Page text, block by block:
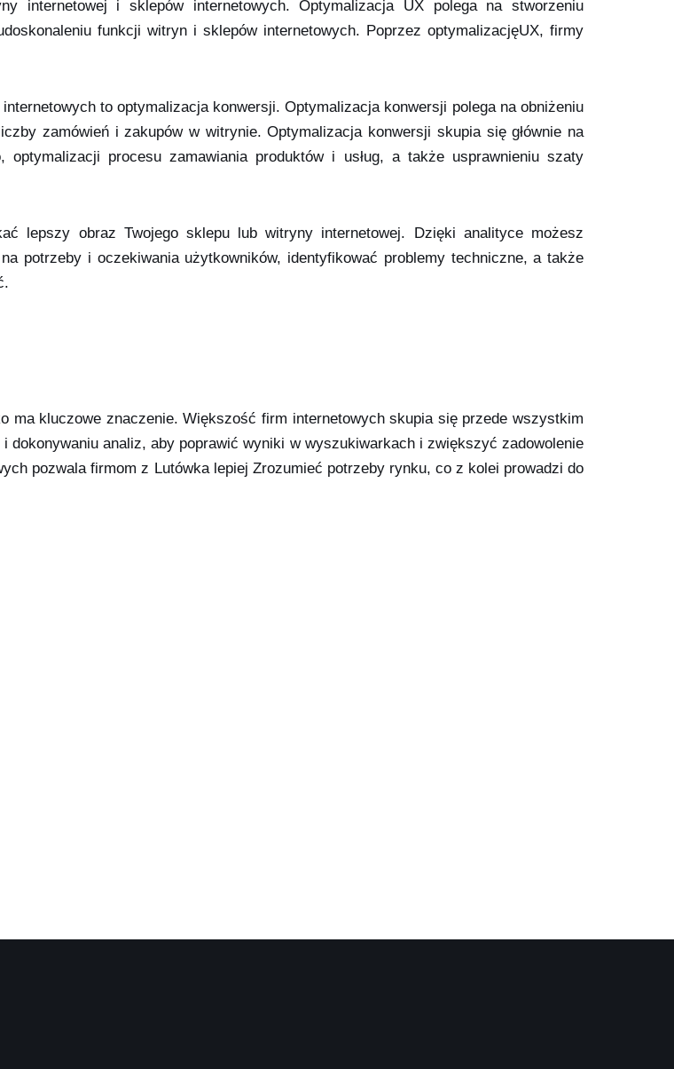
internetowej i sklepów internetowych. Optymalizacja UX polega na stworzeniu
funkcji witryn i sklepów internetowych. Poprzez optymalizacjęUX, firmy
to optymalizacja konwersji. Optymalizacja konwersji polega na obniżeniu
zamówień i zakupów w witrynie. Optymalizacja konwersji skupia się głównie na
optymalizacji procesu zamawiania produktów i usług, a także usprawnieniu szaty
lepszy obraz Twojego sklepu lub witryny internetowej. Dzięki analityce możesz
potrzeby i oczekiwania użytkowników, identyfikować problemy techniczne, a także
ma kluczowe znaczenie. Większość firm internetowych skupia się przede wszystkim
analiz, aby poprawić wyniki w wyszukiwarkach i zwiększyć zadowolenie
pozwala firmom z Lutówka lepiej Zrozumieć potrzeby rynku, co z kolei prowadzi do